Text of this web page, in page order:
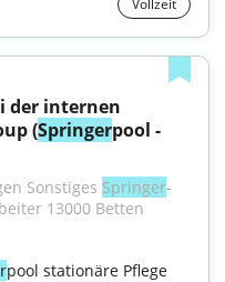
Vollzeit
der internen
(Springerpool -
Sonstiges Springer-
13000 Betten
pool stationäre Pflege